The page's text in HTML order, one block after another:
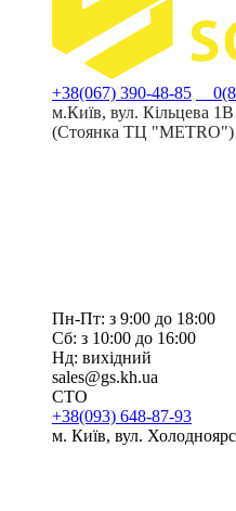
+38(067) 390-48-85
м.Київ, вул. Кільцева 1В
(Стоянка ТЦ "METRO")
Пн-Пт: з 9:00 до 18:00
Сб: з 10:00 до 16:00
Нд: вихідний
sales@gs.kh.ua
СТО
+38(093) 648-87-93
м. Київ, вул.